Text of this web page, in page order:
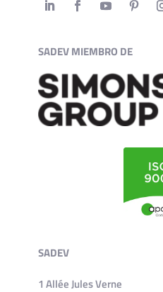
SADEV MIEMBRO DE
SADEV
1 Allée Jules Verne